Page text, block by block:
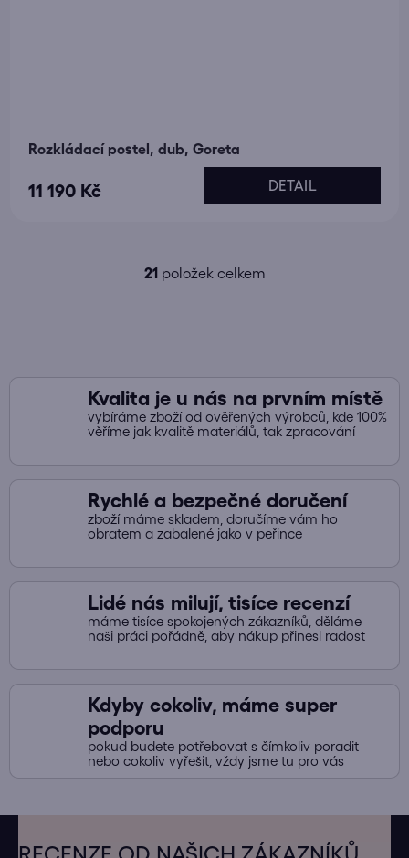
Rozkládací postel, dub, Goreta
11 190 Kč DETAIL
O
a
c
í
p
r
v
k
y
v
ý
p
i
s
u
21položek celkem
Kvalita je u nás na prvním místě
vybíráme zboží od ověřených výrobců, kde 100%
věříme jak kvalitě materiálů, tak zpracování
Rychlé a bezpečné doručení
zboží máme skladem, doručíme vám ho
obratem a zabalené jako v peřince
Lidé nás milují, tisíce recenzí
máme tisíce spokojených zákazníků, děláme
naši práci pořádně, aby nákup přinesl radost
Kdyby cokoliv, máme super
podporu
pokud budete potřebovat s čímkoliv poradit
nebo cokoliv vyřešit, vždy jsme tu pro vás